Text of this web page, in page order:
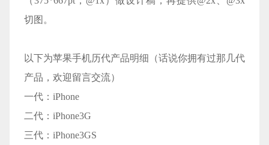
切图。
以下为苹果手机历代产品明细（话说你拥有过那几代
产品，欢迎留言交流）
一代：iPhone
二代：iPhone3G
三代：iPhone3GS